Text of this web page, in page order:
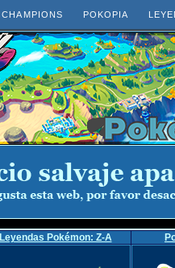
CHAMPIONS POKOPIA
Leyendas Pokémon: Z-A